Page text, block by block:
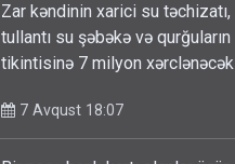
Zar kəndinin xarici su təchizatı,
tullantı su şəbəkə və qurğuların
tikintisinə 7 milyon xərclənəcək
7 Avqust 18:07